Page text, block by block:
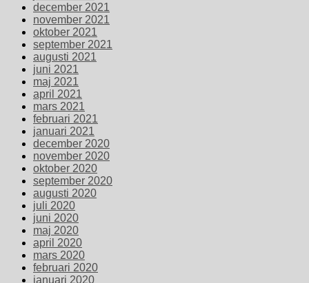
december 2021
november 2021
oktober 2021
september 2021
augusti 2021
juni 2021
maj 2021
april 2021
mars 2021
februari 2021
januari 2021
december 2020
november 2020
oktober 2020
september 2020
augusti 2020
juli 2020
juni 2020
maj 2020
april 2020
mars 2020
februari 2020
januari 2020